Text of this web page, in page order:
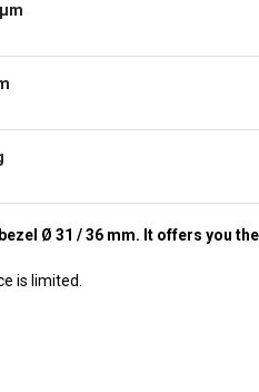
Ø 31 / 36 mm. It offers you
is limited.